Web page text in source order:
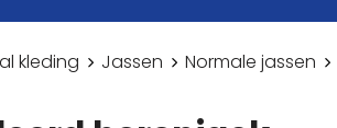
kleding Jassen Normale jassen